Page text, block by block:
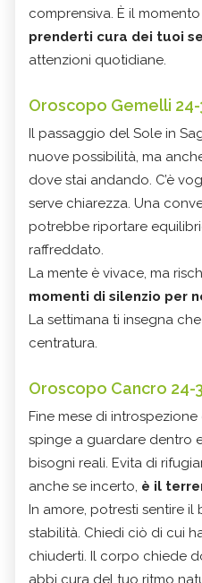
comprensiva. È il
prenderti cura dei tuoi
attenzioni quotidiane.
Oroscopo Gemelli
Il passaggio del Sole in
nuove possibilità, ma
dove stai andando. C’è
serve chiarezza. Una
potrebbe riportare
raffreddato.
La mente è vivace, ma
momenti di silenzio per
La settimana ti insegna
centratura.
Oroscopo Cancro 24-
Fine mese di
spinge a guardare dentro
bisogni reali. Evita di
anche se incerto, è il
In amore, potresti sentire
stabilità. Chiedi ciò di cui
chiuderti. Il corpo chiede
abbi cura del tuo ritmo